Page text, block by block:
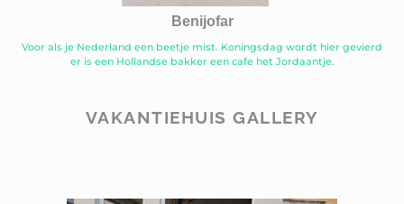
Benijofar
Voor als je Nederland een beetje mist. Koningsdag wordt hier gevierd
er is een Hollandse bakker een cafe het Jordaantje.
VAKANTIEHUIS GALLERY